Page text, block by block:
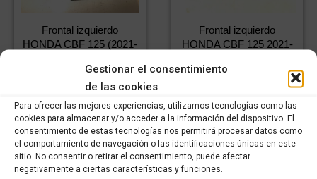
Gestionar el consentimiento
de las cookies
Para ofrecer las mejores experiencias, utilizamos tecnologías como las
cookies para almacenar y/o acceder a la información del dispositivo. El
consentimiento de estas tecnologías nos permitirá procesar datos como
el comportamiento de navegación o las identificaciones únicas en este
sitio. No consentir o retirar el consentimiento, puede afectar
negativamente a ciertas características y funciones.
Frontal izquierdo
HONDA CBF 125 (2021-
€ IVA
20,99 € IVA
incluido
Comprar
Frontal izquierdo
HONDA CBF 125 2021-
59,99
incluido
Comprar